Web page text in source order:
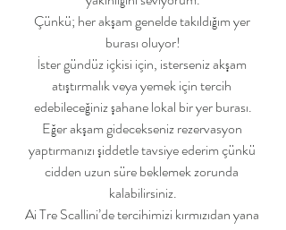
Çünkü; her akşam genelde takıldığım yer
burası oluyor!
İster gündüz içkisi için, isterseniz akşam
atıştırmalık veya yemek için tercih
edebileceğiniz şahane lokal bir yer burası.
Eğer akşam gidecekseniz rezervasyon
yaptırmanızı şiddetle tavsiye ederim çünkü
cidden uzun süre beklemek zorunda
kalabilirsiniz.
Ai Tre Scallini’de tercihimizi kırmızıdan yana